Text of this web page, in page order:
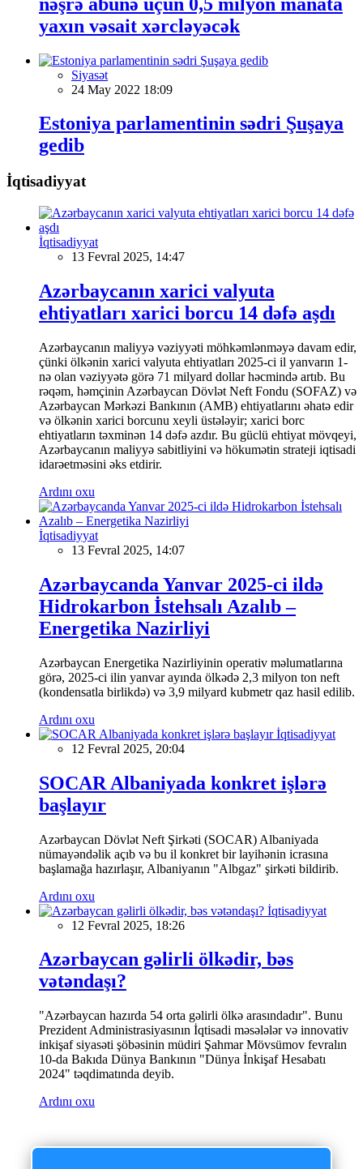
yaxın vəsait xərcləyəcək
Siyasət
24 May 2022 18:09
Estoniya parlamentinin sədri Şuşaya
gedib
İqtisadiyyat
İqtisadiyyat
13 Fevral 2025, 14:47
Azərbaycanın xarici valyuta
ehtiyatları xarici borcu 14 dəfə aşdı
Azərbaycanın maliyyə vəziyyəti möhkəmlənməyə davam edir,
çünki ölkənin xarici valyuta ehtiyatları 2025-ci il yanvarın 1-
nə olan vəziyyətə görə 71 milyard dollar həcmində artıb. Bu
rəqəm, həmçinin Azərbaycan Dövlət Neft Fondu (SOFAZ) və
Azərbaycan Mərkəzi Bankının (AMB) ehtiyatlarını əhatə edir
və ölkənin xarici borcunu xeyli üstələyir; xarici borc
ehtiyatların təxminən 14 dəfə azdır. Bu güclü ehtiyat mövqeyi,
Azərbaycanın maliyyə sabitliyini və hökumətin strateji iqtisadi
idarəetməsini əks etdirir.
Ardını oxu
İqtisadiyyat
13 Fevral 2025, 14:07
Azərbaycanda Yanvar 2025-ci ildə
Hidrokarbon İstehsalı Azalıb –
Energetika Nazirliyi
Azərbaycan Energetika Nazirliyinin operativ məlumatlarına
görə, 2025-ci ilin yanvar ayında ölkədə 2,3 milyon ton neft
(kondensatla birlikdə) və 3,9 milyard kubmetr qaz hasil edilib.
Ardını oxu
İqtisadiyyat
12 Fevral 2025, 20:04
SOCAR Albaniyada konkret işlərə
başlayır
Azərbaycan Dövlət Neft Şirkəti (SOCAR) Albaniyada
nümayəndəlik açıb və bu il konkret bir layihənin icrasına
başlamağa hazırlaşır, Albaniyanın "Albgaz" şirkəti bildirib.
Ardını oxu
İqtisadiyyat
12 Fevral 2025, 18:26
Azərbaycan gəlirli ölkədir, bəs
vətəndaşı?
"Azərbaycan hazırda 54 orta gəlirli ölkə arasındadır". Bunu
Prezident Administrasiyasının İqtisadi məsələlər və innovativ
inkişaf siyasəti şöbəsinin müdiri Şahmar Mövsümov fevralın
10-da Bakıda Dünya Bankının "Dünya İnkişaf Hesabatı
2024" təqdimatında deyib.
Ardını oxu